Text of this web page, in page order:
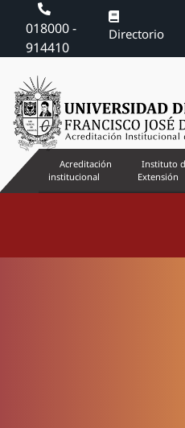
018000 -
914410
Directorio
Acreditación
institucional
Instituto
Extensión